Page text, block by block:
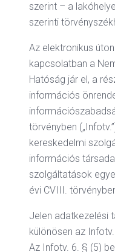
szerint – a
szerinti
Az elektronikus
kapcsolatban a
Hatóság jár el, a
információs
törvényben
kereskedelmi
információs
szolgáltatások
évi CVIII.
Jelen adatkezelési
különösen az
Az Infotv. 6. § (5)